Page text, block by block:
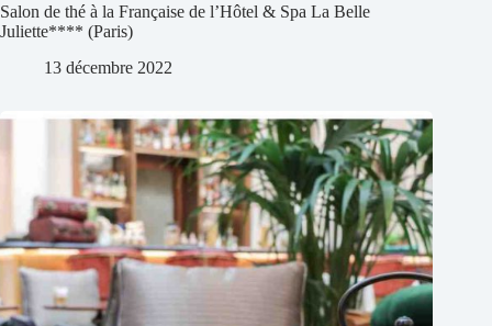
Salon de thé à la Française de l’Hôtel & Spa La Belle
Juliette**** (Paris)
13 décembre 2022